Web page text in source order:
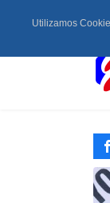
Utilizamos